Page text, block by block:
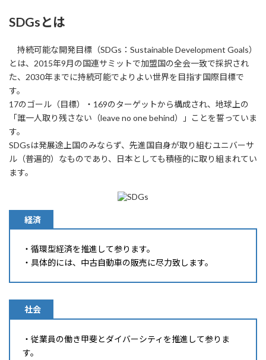
SDGsとは
持続可能な開発目標（SDGs：Sustainable Development Goals）
とは、2015年9月の国連サミットで加盟国の全会一致で採択され
た、2030年までに持続可能でよりよい世界を目指す国際目標で
す。
17のゴール（目標）・169のターゲットから構成され、地球上の
「誰一人取り残さない（leave no one behind）」ことを誓っていま
す。
SDGsは発展途上国のみならず、先進国自身が取り組むユニバーサ
ル（普遍的）なものであり、日本としても積極的に取り組まれてい
ます。
経済
・循環型経済を推進して参ります。
・具体的には、中古自動車の販売に尽力致します。
社会
・従業員の働き甲斐とダイバーシティを推進して参りま
す。